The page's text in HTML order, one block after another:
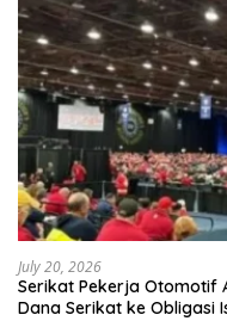
July 20, 2026
Serikat Pekerja Otomotif
Dana Serikat ke Obligasi